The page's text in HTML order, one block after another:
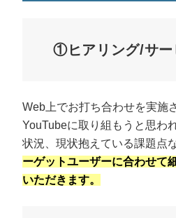
①ヒアリング/サー
Web上でお打ち合わせを実施
YouTubeに取り組もうと思わ
状況、現状抱えている課題点
ーゲットユーザーに合わせて
いただきます。